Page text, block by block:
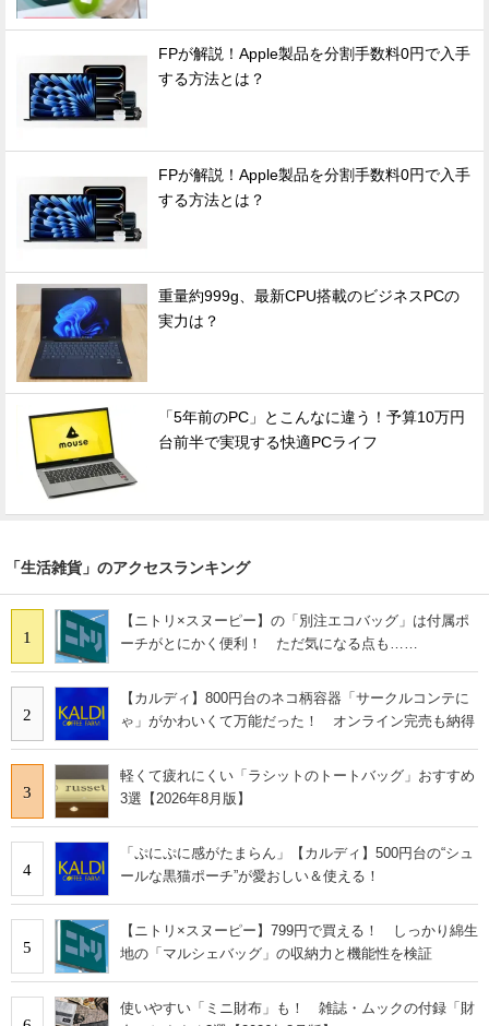
FPが解説！Apple製品を分割手数料0円で入手
する方法とは？
FPが解説！Apple製品を分割手数料0円で入手
する方法とは？
重量約999g、最新CPU搭載のビジネスPCの
実力は？
「5年前のPC」とこんなに違う！予算10万円
台前半で実現する快適PCライフ
「生活雑貨」のアクセスランキング
1
【ニトリ×スヌーピー】の「別注エコバッグ」は付属ポ
ーチがとにかく便利！ ただ気になる点も……
2
【カルディ】800円台のネコ柄容器「サークルコンテに
ゃ」がかわいくて万能だった！ オンライン完売も納得
3
軽くて疲れにくい「ラシットのトートバッグ」おすすめ
3選【2026年8月版】
4
「ぷにぷに感がたまらん」【カルディ】500円台の“シュ
ールな黒猫ポーチ”が愛おしい＆使える！
5
【ニトリ×スヌーピー】799円で買える！ しっかり綿生
地の「マルシェバッグ」の収納力と機能性を検証
使いやすい「ミニ財布」も！ 雑誌・ムックの付録「財